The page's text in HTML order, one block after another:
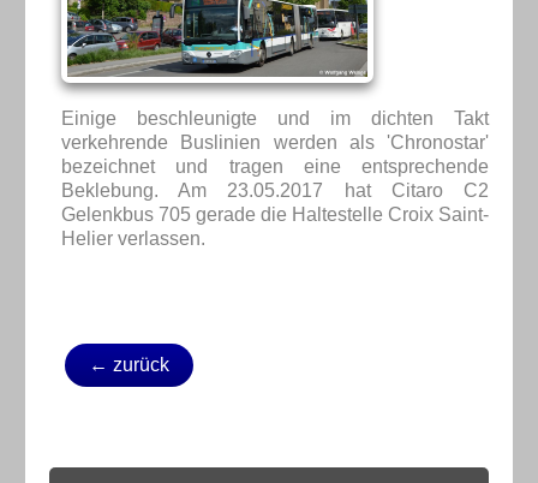
Einige beschleunigte und im dichten Takt
verkehrende Buslinien werden als 'Chronostar'
bezeichnet und tragen eine entsprechende
Beklebung. Am 23.05.2017 hat Citaro C2
Gelenkbus 705 gerade die Haltestelle Croix Saint-
Helier verlassen.
← zurück